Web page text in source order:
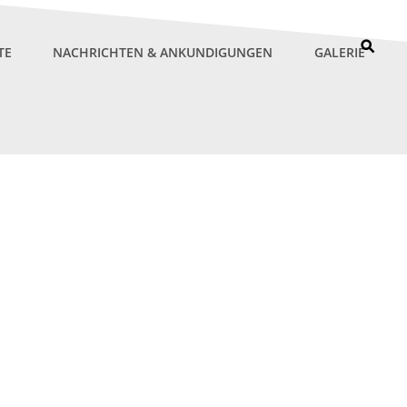
NACHRICHTEN & ANKUNDIGUNGEN GALERIE